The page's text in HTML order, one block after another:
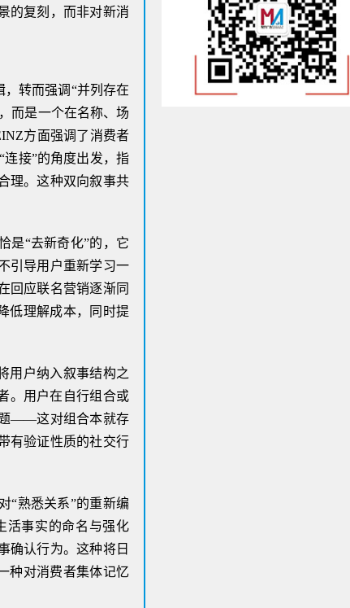
的复刻，而非对新消
转而强调“并列存在
而是一个在名称、场
方面强调了消费者
连接”的角度出发，指
理。这种双向叙事共
是“去新奇化”的，它
引导用户重新学习一
回应联名营销逐渐同
低理解成本，同时提
用户纳入叙事结构之
。用户在自行组合或
题——这对组合本就存
有验证性质的社交行
“熟悉关系”的重新编
活事实的命名与强化
确认行为。这种将日
种对消费者集体记忆